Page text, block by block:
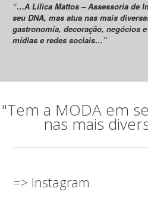
“…A Lilica Mattos – Assessoria de
seu DNA, mas atua nas mais
gastronomia, decoração, negócios
mídias e redes sociais…”
"Tem a MODA em
nas mais
=> Instagram